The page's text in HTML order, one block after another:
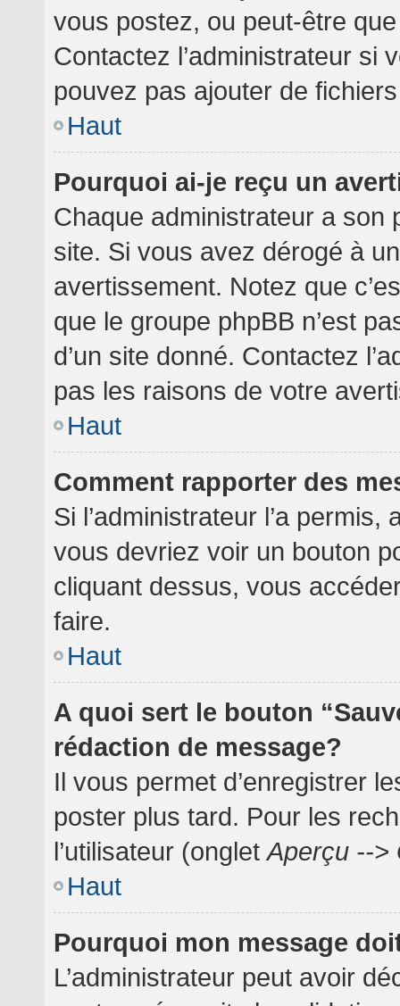
vous postez, ou peut-être
Contactez l’administrateur si
pouvez pas ajouter de
Haut
Pourquoi ai-je reçu un
Chaque administrateur a son
site. Si vous avez dérogé à
avertissement. Notez que
que le groupe phpBB n’est
d’un site donné. Contactez
pas les raisons de votre
Haut
Comment rapporter des
Si l’administrateur l’a
vous devriez voir un bouton
cliquant dessus, vous
faire.
Haut
A quoi sert le bouton
rédaction de message?
Il vous permet d’enregistrer
poster plus tard. Pour les
l’utilisateur (ongletAperçu -->
Haut
Pourquoi mon message
L’administrateur peut avoir